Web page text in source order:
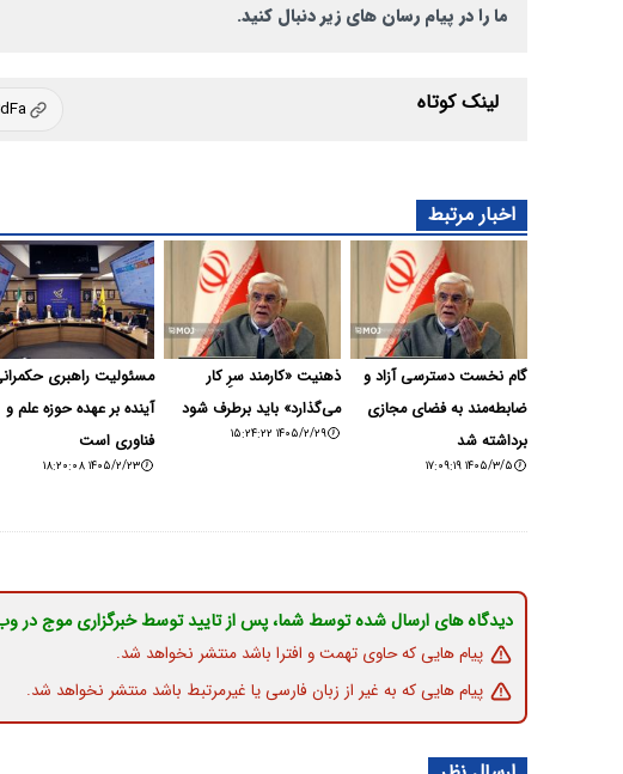
ما را در پیام رسان های زیر دنبال کنید.
لینک کوتاه
اخبار مرتبط
گام نخست دسترسی آزاد و
ضابطه‌مند به فضای مجازی
برداشته شد
۱۴۰۵/۳/۵ ۱۷:۰۹:۱۹
ذهنیت «کارمند سرِ کار
می‌گذارد» باید برطرف شود
۱۴۰۵/۲/۲۹ ۱۵:۲۴:۲۲
مسئولیت راهبری
آینده بر عهده حوزه علم و
فناوری است
۱۴۰۵/۲/۲۳ ۱۸:۲۰:۰۸
دیدگاه های ارسال شده توسط شما، پس از تایید توسط خبرگزاری موج در
پیام هایی که حاوی تهمت و افترا باشد منتشر نخواهد شد.
پیام هایی که به غیر از زبان فارسی یا غیرمرتبط باشد منتشر نخواهد شد.